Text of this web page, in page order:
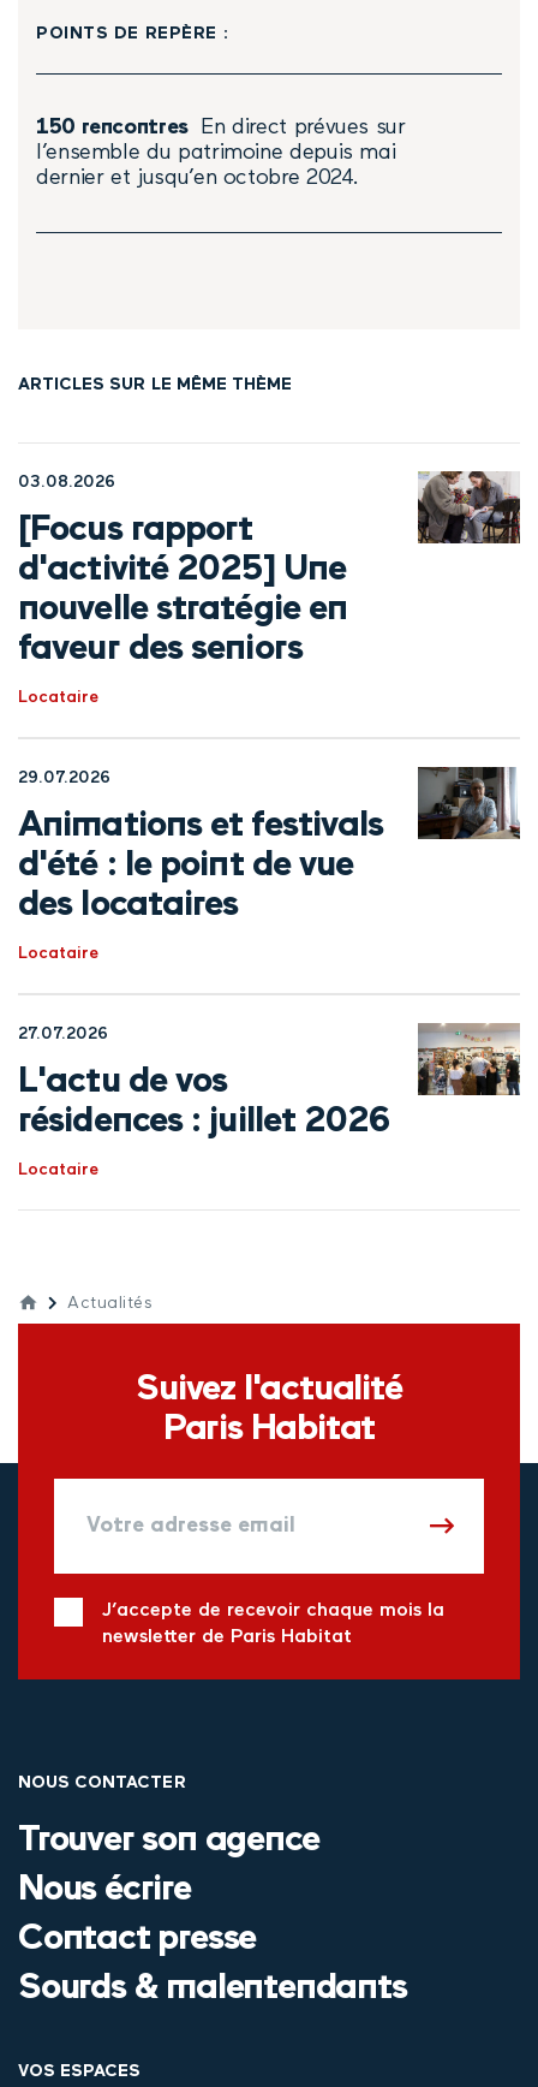
POINTS DE REPÈRE :
150 rencontres
En direct prévues sur
l’ensemble du patrimoine depuis mai
dernier et jusqu’en octobre 2024.
ARTICLES SUR LE MÊME THÈME
03.08.2026
[Focus rapport
d'activité 2025] Une
nouvelle stratégie en
faveur des seniors
Locataire
29.07.2026
Animations et festivals
d'été : le point de vue
des locataires
Locataire
27.07.2026
L'actu de vos
résidences : juillet 2026
Locataire
Actualités
Suivez l'actualité
Paris Habitat
J’accepte de recevoir chaque mois la
newsletter de Paris Habitat
NOUS CONTACTER
Trouver son agence
Nous écrire
Contact presse
Sourds & malentendants
VOS ESPACES